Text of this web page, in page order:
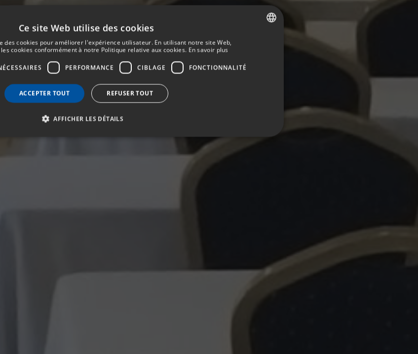
Ce site Web utilise des cookies
des cookies pour améliorer l'expérience utilisateur. En utilisant notre site Web,
cookies conformément à notre Politique relative aux cookies. En savoir plus
PERFORMANCE CIBLAGE FONCTIONNALITÉ
ACCEPTER TOUT REFUSER TOUT
AFFICHER LES DÉTAILS